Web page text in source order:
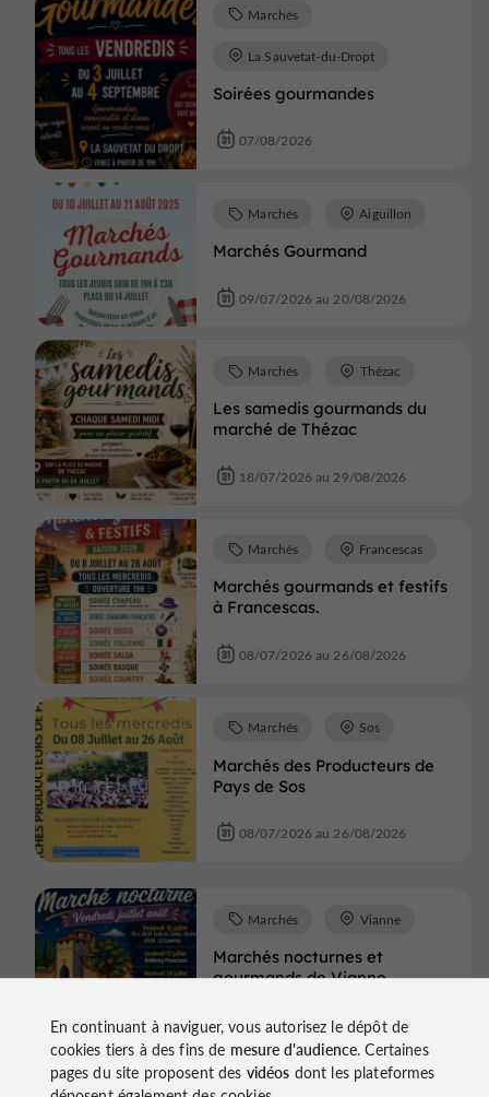
Soirées gourmandes
Marchés
La Sauvetat-du-Dropt
07/08/2026
Marchés Gourmand
Marchés Aiguillon
09/07/2026 au 20/08/2026
Les samedis gourmands du
marché de Thézac
Marchés Thézac
18/07/2026 au 29/08/2026
Marchés gourmands et festifs
à Francescas.
Marchés Francescas
08/07/2026 au 26/08/2026
Marchés des Producteurs de
Pays de Sos
Marchés Sos
08/07/2026 au 26/08/2026
Marchés nocturnes et
gourmands de Vianne
Marchés Vianne
10/07/2026 au 28/08/2026
En continuant à naviguer, vous autorisez le dépôt de
cookies tiers à des fins de mesure d'audience. Certaines
pages du site proposent des vidéos dont les plateformes